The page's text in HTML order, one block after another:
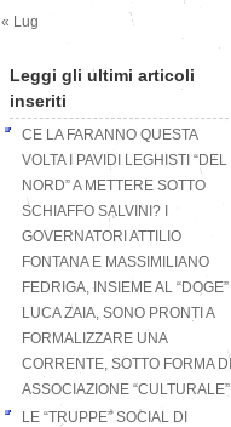
« Lug
Leggi gli ultimi articoli
inseriti
CE LA FARANNO QUESTA
VOLTA I PAVIDI LEGHISTI “DEL
NORD” A METTERE SOTTO
SCHIAFFO SALVINI? I
GOVERNATORI ATTILIO
FONTANA E MASSIMILIANO
FEDRIGA, INSIEME AL “DOGE”
LUCA ZAIA, SONO PRONTI A
FORMALIZZARE UNA
CORRENTE, SOTTO FORMA DI
ASSOCIAZIONE “CULTURALE”
LE “TRUPPE” SOCIAL DI